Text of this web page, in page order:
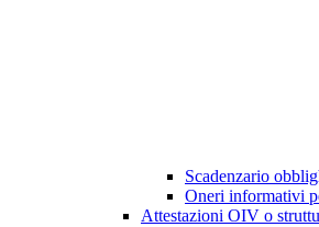
Scadenzario
Oneri informativi
Attestazioni OIV o